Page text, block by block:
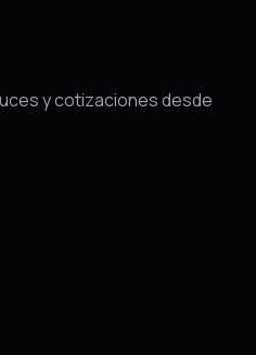
y cotizaciones desde